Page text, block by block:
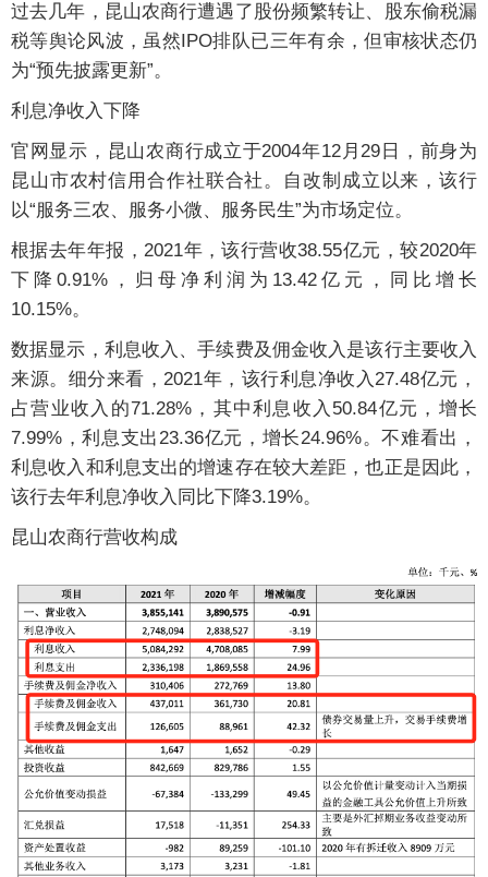
过去几年，昆山农商行遭遇了股份频繁转让、股东偷税漏
税等舆论风波，虽然IPO排队已三年有余，但审核状态仍
为“预先披露更新”。
利息净收入下降
官网显示，昆山农商行成立于2004年12月29日，前身为
昆山市农村信用合作社联合社。自改制成立以来，该行
以“服务三农、服务小微、服务民生”为市场定位。
根据去年年报，2021年，该行营收38.55亿元，较2020年
下降0.91%，归母净利润为13.42亿元，同比增长
10.15%。
数据显示，利息收入、手续费及佣金收入是该行主要收入
来源。细分来看，2021年，该行利息净收入27.48亿元，
占营业收入的71.28%，其中利息收入50.84亿元，增长
7.99%，利息支出23.36亿元，增长24.96%。不难看出，
利息收入和利息支出的增速存在较大差距，也正是因此，
该行去年利息净收入同比下降3.19%。
昆山农商行营收构成